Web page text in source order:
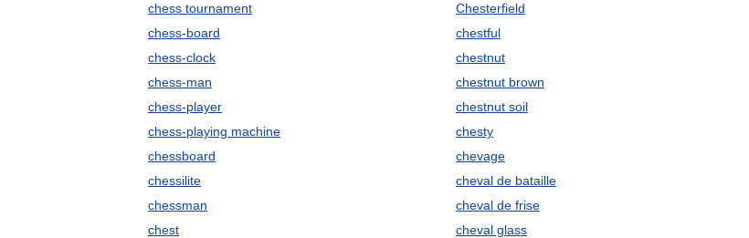
chess tournament
chess-board
chess-clock
chess-man
chess-player
chess-playing machine
chessboard
chessilite
chessman
chest
Chesterfield
chestful
chestnut
chestnut brown
chestnut soil
chesty
chevage
cheval de bataille
cheval de frise
cheval glass